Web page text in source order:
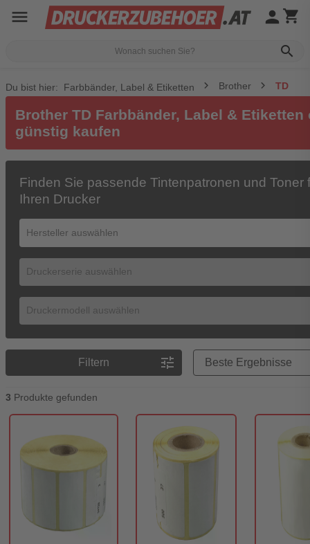
menu
search
person shopping_cart
Du bist hier: Farbbänder, Label & Etiketten Brother TD
Brother TD Farbbänder, Label & Etiketten
günstig kaufen
Finden Sie passende Tintenpatronen und Toner
Ihren Drucker
Filtern tune
3 Produkte gefunden